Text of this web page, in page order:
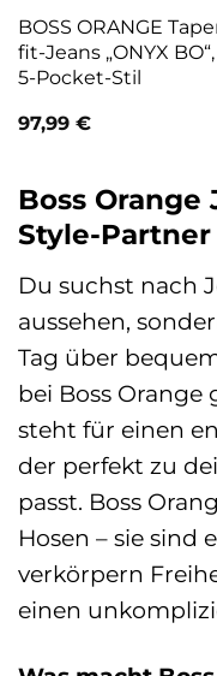
BOSS ORANGE
fit-Jeans „ONYX
5-Pocket-Stil
97,99 €
Boss Orange
Style-
Du suchst nach
aussehen,
Tag über
bei Boss
steht für einen
der perfekt zu
passt. Boss
Hosen – sie sind
verkörpern
einen